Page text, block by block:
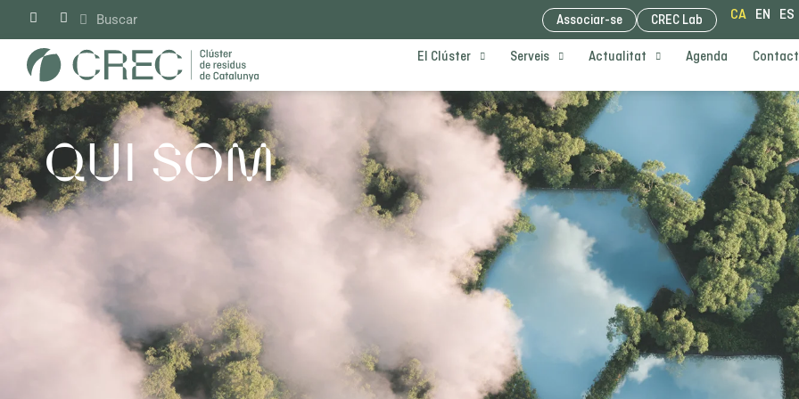
Vés
contingut
Associar-se CREC Lab CA EN ES
El Clúster Serveis Actualitat Agenda
QUI SOM